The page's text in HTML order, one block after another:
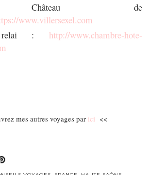
de
www.villersexel.com
relai : http://www.chambre-hote-
mes autres voyages par ici <<